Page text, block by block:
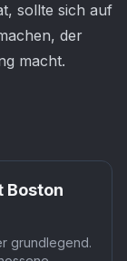
sollte sich auf
der
macht.
Boston
grundlegend.